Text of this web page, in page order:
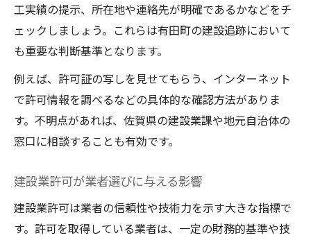
工実績の提示、所在地や連絡先が明確であるかなどをチ
ェックしましょう。これらは有田町の建設追跡において
も重要な判断基準となります。
例えば、許可証の写しを見せてもらう、インターネット
で許可情報を調べるなどの具体的な確認方法がありま
す。不明点があれば、佐賀県の建設業課や地元自治体の
窓口に相談することも有効です。
建設業許可が業者選びに与える影響
建設業許可は業者の信頼性や技術力を示す大きな指標で
す。許可を取得している業者は、一定の財務的基準や技